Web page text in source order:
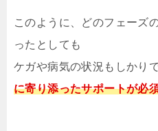
このように、どのフェーズ
ったとしても
ケガや病気の状況もしかり
に寄り添ったサポートが必